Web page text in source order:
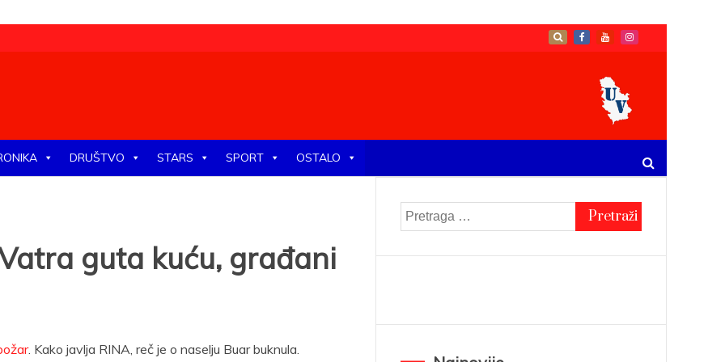
DRUŠTVO STARS SPORT OSTALO
guta kuću, građani
. Kako javlja RINA, reč je o naselju Buar buknula.
Pretraga
za: